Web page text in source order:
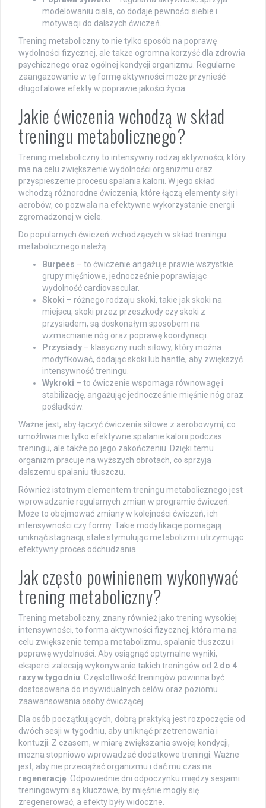
modelowaniu ciała, co dodaje pewności siebie i
motywacji do dalszych ćwiczeń.
Trening metaboliczny to nie tylko sposób na poprawę
wydolności fizycznej, ale także ogromna korzyść dla zdrowia
psychicznego oraz ogólnej kondycji organizmu. Regularne
zaangażowanie w tę formę aktywności może przynieść
długofalowe efekty w poprawie jakości życia.
Jakie ćwiczenia wchodzą w skład
treningu metabolicznego?
Trening metaboliczny to intensywny rodzaj aktywności, który
ma na celu zwiększenie wydolności organizmu oraz
przyspieszenie procesu spalania kalorii. W jego skład
wchodzą różnorodne ćwiczenia, które łączą elementy siły i
aerobów, co pozwala na efektywne wykorzystanie energii
zgromadzonej w ciele.
Do popularnych ćwiczeń wchodzących w skład treningu
metabolicznego należą:
Burpees – to ćwiczenie angażuje prawie wszystkie
grupy mięśniowe, jednocześnie poprawiając
wydolność cardiovascular.
Skoki – różnego rodzaju skoki, takie jak skoki na
miejscu, skoki przez przeszkody czy skoki z
przysiadem, są doskonałym sposobem na
wzmacnianie nóg oraz poprawę koordynacji.
Przysiady – klasyczny ruch siłowy, który można
modyfikować, dodając skoki lub hantle, aby zwiększyć
intensywność treningu.
Wykroki – to ćwiczenie wspomaga równowagę i
stabilizację, angażując jednocześnie mięśnie nóg oraz
pośladków.
Ważne jest, aby łączyć ćwiczenia siłowe z aerobowymi, co
umożliwia nie tylko efektywne spalanie kalorii podczas
treningu, ale także po jego zakończeniu. Dzięki temu
organizm pracuje na wyższych obrotach, co sprzyja
dalszemu spalaniu tłuszczu.
Również istotnym elementem treningu metabolicznego jest
wprowadzanie regularnych zmian w programie ćwiczeń.
Może to obejmować zmiany w kolejności ćwiczeń, ich
intensywności czy formy. Takie modyfikacje pomagają
uniknąć stagnacji, stale stymulując metabolizm i utrzymując
efektywny proces odchudzania.
Jak często powinienem wykonywać
trening metaboliczny?
Trening metaboliczny, znany również jako trening wysokiej
intensywności, to forma aktywności fizycznej, która ma na
celu zwiększenie tempa metabolizmu, spalanie tłuszczu i
poprawę wydolności. Aby osiągnąć optymalne wyniki,
eksperci zalecają wykonywanie takich treningów od 2 do 4
razy w tygodniu . Częstotliwość treningów powinna być
dostosowana do indywidualnych celów oraz poziomu
zaawansowania osoby ćwiczącej.
Dla osób początkujących, dobrą praktyką jest rozpoczęcie od
dwóch sesji w tygodniu, aby uniknąć przetrenowania i
kontuzji. Z czasem, w miarę zwiększania swojej kondycji,
można stopniowo wprowadzać dodatkowe treningi. Ważne
jest, aby nie przeciążać organizmu i dać mu czas na
regenerację . Odpowiednie dni odpoczynku między sesjami
treningowymi są kluczowe, by mięśnie mogły się
zregenerować, a efekty były widoczne.